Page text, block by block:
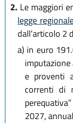
2. Le maggiori
legge
dall’articolo 2
a) in euro
imputazione
e proventi
correnti di
2027,